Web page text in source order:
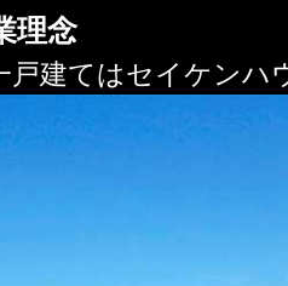
理念
戸建てはセイケンハ